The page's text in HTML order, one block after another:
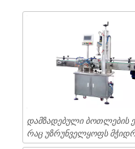
დამზადებული ბოთლების
რაც უზრუნველყოფს